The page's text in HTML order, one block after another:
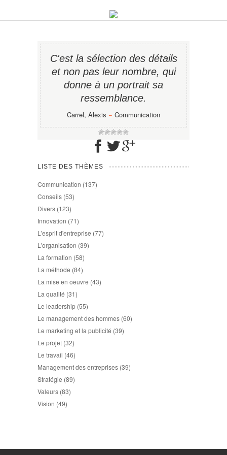
C'est la sélection des détails
et non pas leur nombre, qui
donne à un portrait sa
ressemblance.
Carrel, Alexis − Communication
LISTE DES THÈMES
Communication (137)
Conseils (53)
Divers (123)
Innovation (71)
L'esprit d'entreprise (77)
L'organisation (39)
La formation (58)
La méthode (84)
La mise en oeuvre (43)
La qualité (31)
Le leadership (55)
Le management des hommes (60)
Le marketing et la publicité (39)
Le projet (32)
Le travail (46)
Management des entreprises (39)
Stratégie (89)
Valeurs (83)
Vision (49)